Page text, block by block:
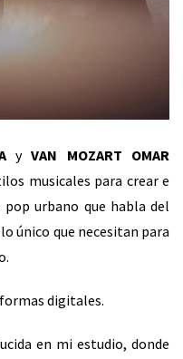
yVAN MOZART OMAR
musicales para crear e
urbano que habla del
único que necesitan para
digitales.
en mi estudio, donde